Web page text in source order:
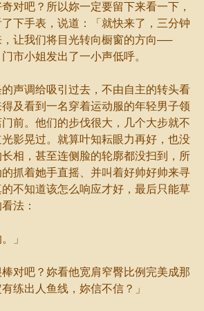
吧？所以妳一定要留下来看一下，
下手表，说道：「就快来了，三分钟
让我们将目光转向橱窗的方向──
市小姐发出了一小声低呼。
调给吸引过去，不由自主的转头看
及看到一名穿着运动服的年轻男子领
前。他们的步伐很大，几个大步就不
影晃过。就算叶知耘眼力再好，也没
相，甚至连侧脸的轮廓都没扫到，所
抓着她手直摇、并叫着好帅好帅来寻
不知道该怎么响应才好，最后只能草
法：
」
吧？妳看他宽肩窄臀比例完美成那
练出人鱼线，妳信不信？」